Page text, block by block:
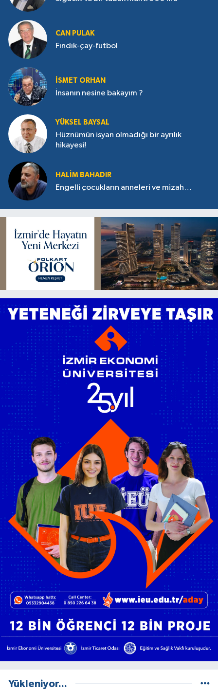
CAN PULAK
Fındık-çay-futbol
İSMET ORHAN
İnsanın nesine bakayım ?
YÜKSEL BAYSAL
Hüznümün isyan olmadığı bir ayrılık
hikayesi!
HALIM BAHADIR
Engelli çocukların anneleri ve mizah…
Yükleniyor...